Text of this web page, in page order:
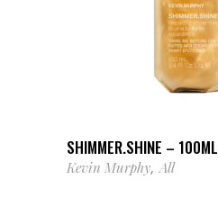
LIRE LA SUITE
SHIMMER.SHINE – 100ML
Kevin Murphy,All